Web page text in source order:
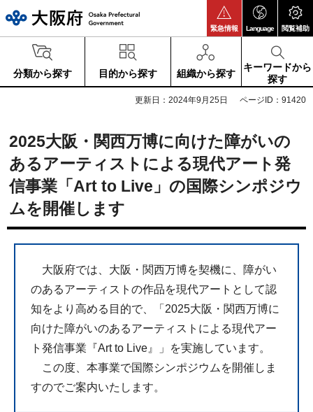
緊急情報 Language 閲覧補助
分類から探す 目的から探す 組織から探す
キーワードから
探す
更新日：2024年9月25日 ページID：91420
2025大阪・関西万博に向けた障がいの
あるアーティストによる現代アート発
信事業「Art to Live」の国際シンポジウ
ムを開催します
大阪府では、大阪・関西万博を契機に、障がい
のあるアーティストの作品を現代アートとして認
知をより高める目的で、「2025大阪・関西万博に
向けた障がいのあるアーティストによる現代アー
ト発信事業『Art to Live』」を実施しています。
この度、本事業で国際シンポジウムを開催しま
すのでご案内いたします。